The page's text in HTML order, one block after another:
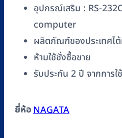
อุปกรณ์เสริม : RS-
computer
ผลิตภัณฑ์ของประเทศไ
ห้ามใช้ชั่งซื้อขาย
รับประกัน 2 ปี จากการ
ยี่ห้อNAGATA